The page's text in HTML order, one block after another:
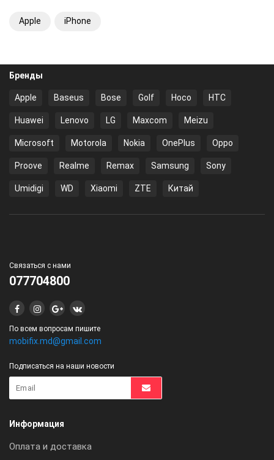
Apple iPhone
Бренды
Apple Baseus Bose Golf Hoco HTC
Huawei Lenovo LG Maxcom Meizu
Microsoft Motorola Nokia OnePlus Oppo
Proove Realme Remax Samsung Sony
Umidigi WD Xiaomi ZTE Китай
Связаться с нами
077704800
По всем вопросам пишите
mobifix.md@gmail.com
Подписаться на наши новости
Информация
Оплата и доставка